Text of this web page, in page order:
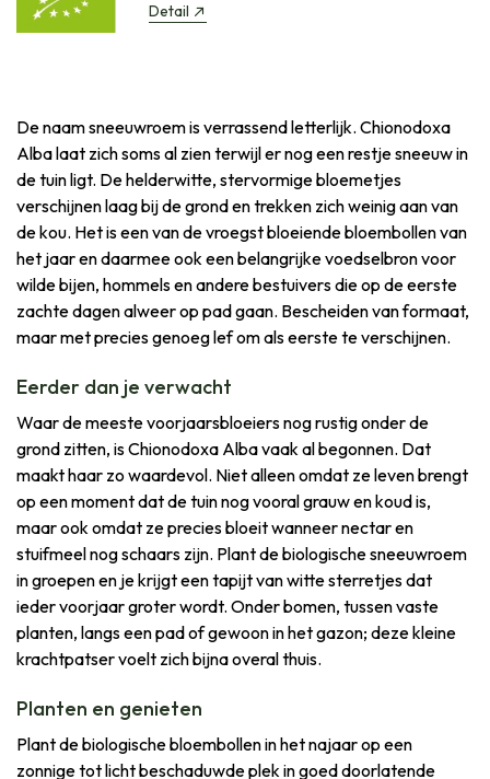
Detail
De naam sneeuwroem is verrassend letterlijk. Chionodoxa
Alba laat zich soms al zien terwijl er nog een restje sneeuw in
de tuin ligt. De helderwitte, stervormige bloemetjes
verschijnen laag bij de grond en trekken zich weinig aan van
de kou. Het is een van de vroegst bloeiende bloembollen van
het jaar en daarmee ook een belangrijke voedselbron voor
wilde bijen, hommels en andere bestuivers die op de eerste
zachte dagen alweer op pad gaan. Bescheiden van formaat,
maar met precies genoeg lef om als eerste te verschijnen.
Eerder dan je verwacht
Waar de meeste voorjaarsbloeiers nog rustig onder de
grond zitten, is Chionodoxa Alba vaak al begonnen. Dat
maakt haar zo waardevol. Niet alleen omdat ze leven brengt
op een moment dat de tuin nog vooral grauw en koud is,
maar ook omdat ze precies bloeit wanneer nectar en
stuifmeel nog schaars zijn. Plant de biologische sneeuwroem
in groepen en je krijgt een tapijt van witte sterretjes dat
ieder voorjaar groter wordt. Onder bomen, tussen vaste
planten, langs een pad of gewoon in het gazon; deze kleine
krachtpatser voelt zich bijna overal thuis.
Planten en genieten
Plant de biologische bloembollen in het najaar op een
zonnige tot licht beschaduwde plek in goed doorlatende